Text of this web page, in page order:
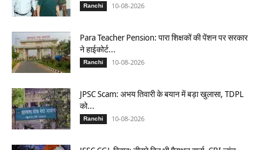
Ranchi 10-08-2026
Para Teacher Pension: पारा शिक्षकों की पेंशन पर सरकार
ने हाईकोर्ट...
Ranchi 10-08-2026
JPSC Scam: अभय तिवारी के बयान में बड़ा खुलासा, TDPL
को...
Ranchi 10-08-2026